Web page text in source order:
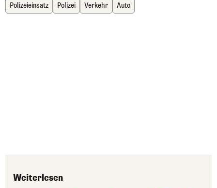
Polizeieinsatz Polizei Verkehr Auto
Weiterlesen